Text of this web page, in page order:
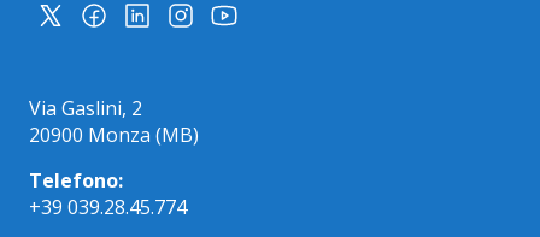
Via Gaslini, 2
20900 Monza (MB)
Telefono:
+39 039.28.45.774